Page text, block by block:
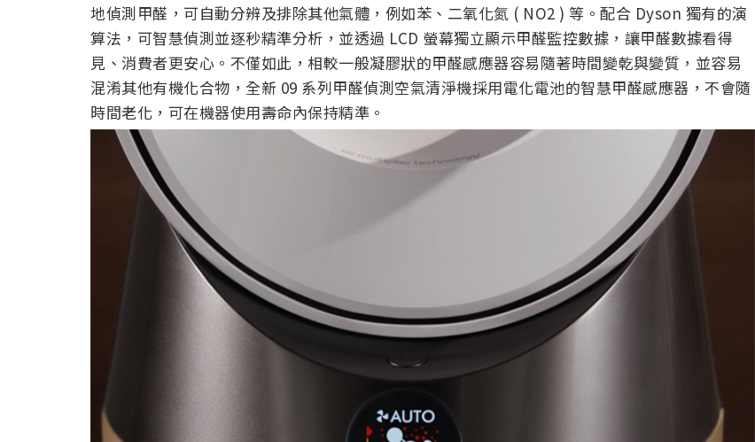
地偵測甲醛，可自動分辨及排除其他氣體，例如苯、二氧化氮 ( NO2 ) 等。配合 Dyson 獨有的演
算法，可智慧偵測並逐秒精準分析，並透過 LCD 螢幕獨立顯示甲醛監控數據，讓甲醛數據看得
見、消費者更安心。不僅如此，相較一般凝膠狀的甲醛感應器容易隨著時間變乾與變質，並容易
混淆其他有機化合物，全新 09 系列甲醛偵測空氣清淨機採用電化電池的智慧甲醛感應器，不會隨
時間老化，可在機器使用壽命內保持精準。